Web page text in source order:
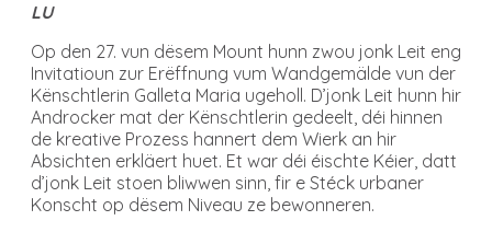
LU
Op den 27. vun dësem Mount hunn zwou jonk Leit eng
Invitatioun zur Erëffnung vum Wandgemälde vun der
Kënschtlerin Galleta Maria ugeholl. D’jonk Leit hunn hir
Androcker mat der Kënschtlerin gedeelt, déi hinnen
de kreative Prozess hannert dem Wierk an hir
Absichten erkläert huet. Et war déi éischte Kéier, datt
d’jonk Leit stoen bliwwen sinn, fir e Stéck urbaner
Konscht op dësem Niveau ze bewonneren.